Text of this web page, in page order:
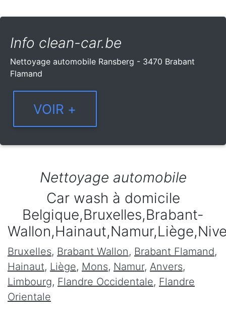
Info clean-car.be
Nettoyage automobile Ransberg - 3470 Brabant
Flamand
Nettoyage automobile
Car wash à domicile
Belgique,Bruxelles,Brabant-
Bruxelles, Brabant Wallon, Brabant Flamand,
Hainaut, Liège, Mons, Namur, Anvers,
Limbourg, Flandre Occidentale, Flandre
Orientale